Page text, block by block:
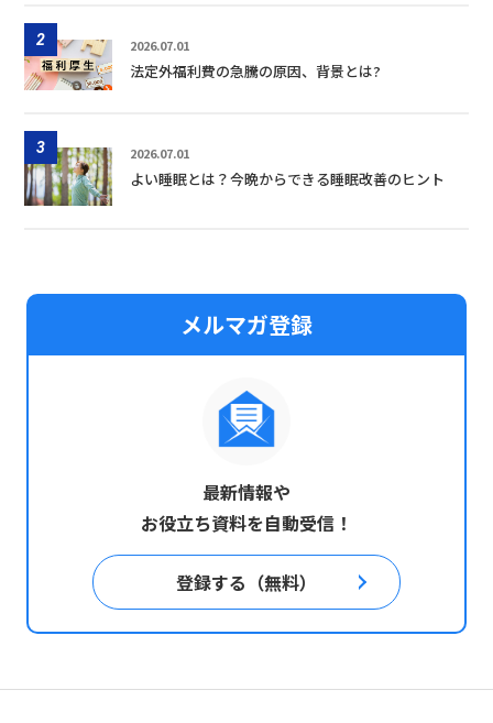
2 2026.07.01
法定外福利費の急騰の原因、背景とは?
3 2026.07.01
よい睡眠とは？今晩からできる睡眠改善のヒント
メルマガ登録
最新情報や
お役立ち資料を自動受信！
登録する（無料）